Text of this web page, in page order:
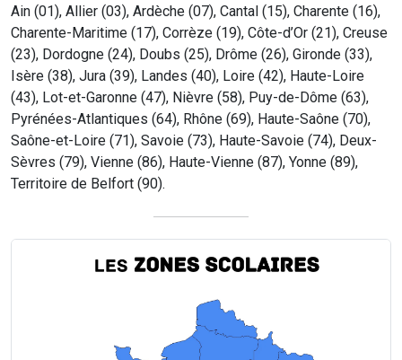
Ain (01), Allier (03), Ardèche (07), Cantal (15), Charente (16),
Charente-Maritime (17), Corrèze (19), Côte-d’Or (21), Creuse
(23), Dordogne (24), Doubs (25), Drôme (26), Gironde (33),
Isère (38), Jura (39), Landes (40), Loire (42), Haute-Loire
(43), Lot-et-Garonne (47), Nièvre (58), Puy-de-Dôme (63),
Pyrénées-Atlantiques (64), Rhône (69), Haute-Saône (70),
Saône-et-Loire (71), Savoie (73), Haute-Savoie (74), Deux-
Sèvres (79), Vienne (86), Haute-Vienne (87), Yonne (89),
Territoire de Belfort (90).